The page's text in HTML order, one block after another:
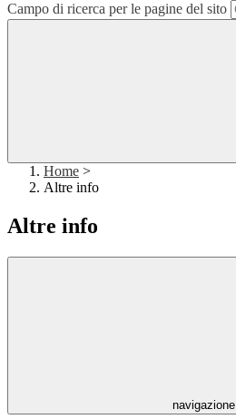
Campo di ricerca per le pagine del sito
Home >
Altre info
Altre info
navigazione